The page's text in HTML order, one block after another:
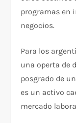
programas en
negocios.
Para los
una operta de
posgrado de
es un activo
mercado